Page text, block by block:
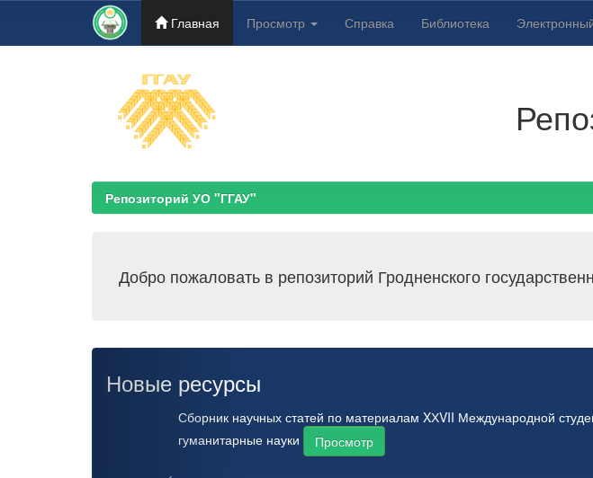
Главная Просмотр Справка Библиотека
Репозиторий УО "ГГАУ"
Добро пожаловать в репозиторий Гродненского
Новые ресурсы
Сборник научных статей по материалам XХVII Международной
гуманитарные науки
Просмотр